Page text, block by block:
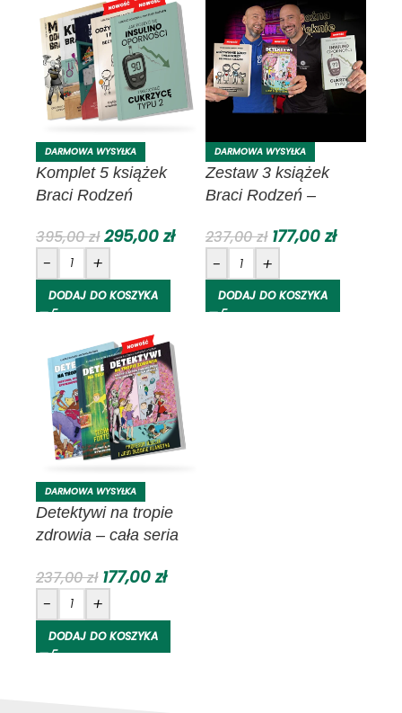
DARMOWA WYSYŁKA
Komplet 5 książek
Braci Rodzeń
395,00zł 295,00zł
-
+
DODAJ DO KOSZYKA
DARMOWA WYSYŁKA
Zestaw 3 książek
Braci Rodzeń –
237,00zł 177,00zł
-
+
DODAJ DO KOSZYKA
DARMOWA WYSYŁKA
Detektywi na tropie
zdrowia – cała seria
młodzieży | Bracia
Rodzeń
237,00zł 177,00zł
-
+
DODAJ DO KOSZYKA